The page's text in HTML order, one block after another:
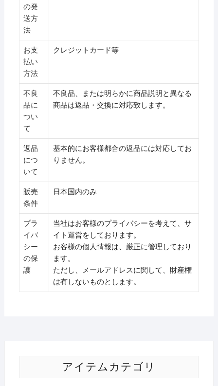
の発
送方
法
お支
払い
方法
クレジットカード等
不良
品に
つい
て
不良品、または明らかに商品説明と異なる
商品は返品・交換に対応致します。
返品
につ
いて
基本的にお客様都合の返品には対応してお
りません。
販売
条件
日本国内のみ
プラ
イバ
シー
の保
護
当社はお客様のプライバシーを考えて、サ
イト運営をしております。
お客様の個人情報は、厳正に管理しており
ます。
ただし、メールアドレスに関して、財産権
は有しないものとします。
アイテムカテゴリ